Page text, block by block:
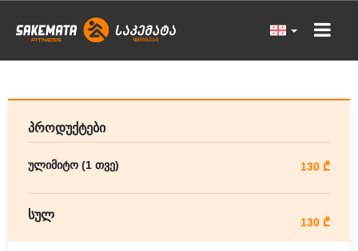
პროდუქტები
ულიმიტო (1 თვე) 130 ₾
სულ
130 ₾